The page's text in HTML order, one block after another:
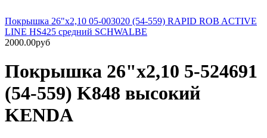
Покрышка 26"x2,10 05-003020 (54-559) RAPID ROB ACTIVE
LINE HS425 средний SCHWALBE
2000.00руб
Покрышка 26"x2,10 5-524691
(54-559) K848 высокий
KENDA